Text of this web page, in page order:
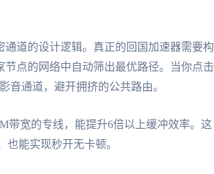
道的设计逻辑。真正的回国加速器需要构
点的网络中自动筛出最优路径。当你点击
音通道，避开拥挤的公共路由。
带宽的专线，能提升6倍以上缓冲效率。这
能实现秒开无卡顿。